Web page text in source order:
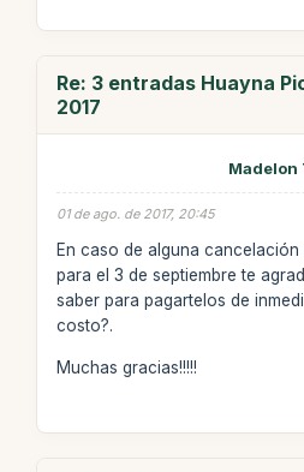
Re: 3 entradas Huayna
2017
Madelon
01 de ago. de 2017, 20:45
En caso de alguna
para el 3 de septiembre te
saber para pagartelos de
costo?.
Muchas gracias!!!!!